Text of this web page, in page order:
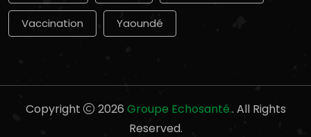
Vaccination Yaoundé
Copyright 2026 Groupe Echosanté.. All Rights
Reserved.